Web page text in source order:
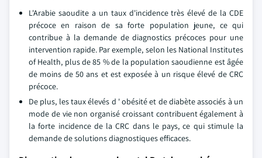
L'Arabie saoudite a un taux d'incidence très élevé de la CDE
précoce en raison de sa forte population jeune, ce qui
contribue à la demande de diagnostics précoces pour une
intervention rapide. Par exemple, selon les National Institutes
of Health, plus de 85 % de la population saoudienne est âgée
de moins de 50 ans et est exposée à un risque élevé de CRC
précoce.
De plus, les taux élevés d ' obésité et de diabète associés à un
mode de vie non organisé croissant contribuent également à
la forte incidence de la CRC dans le pays, ce qui stimule la
demande de solutions diagnostiques efficaces.